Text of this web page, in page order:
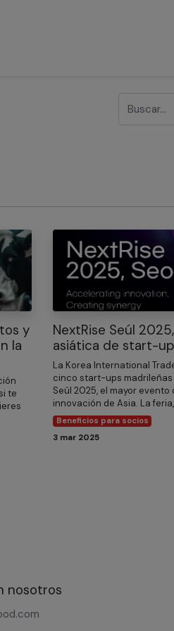
y
la
te
NextRise Seúl
asiática de start-
La Korea International
cinco start-ups madrileñas
Seúl 2025, el mayor
innovación de Asia. La
Beneficios para socios
3 mar 2025
nosotros